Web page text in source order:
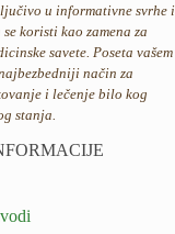
u informativne svrhe i
koristi kao zamena za
savete. Poseta vašem
način za
i lečenje bilo kog
stanja.